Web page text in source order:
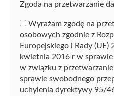
Zgoda na przetwarzanie
Wyrażam zgodę na
osobowych zgodnie z
Europejskiego i Rady
kwietnia 2016 r w
w związku z
sprawie swobodnego
uchylenia dyrektywy 95/